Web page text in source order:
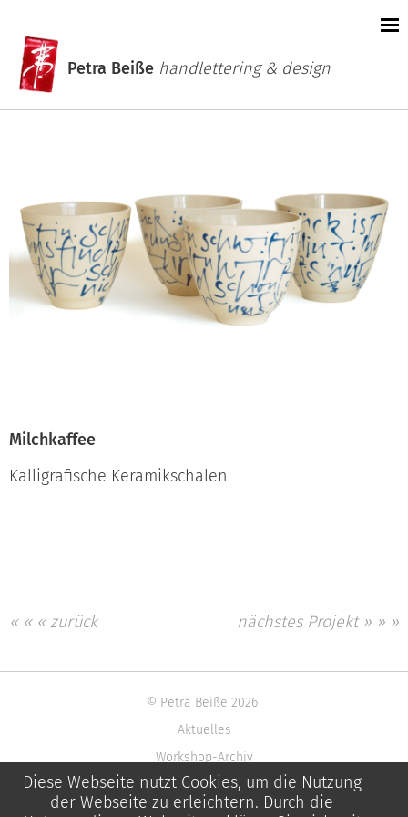
Petra Beiße handlettering & design
Milchkaffee
Kalligrafische Keramikschalen
« « « zurück nächstes Projekt » » »
© Petra Beiße 2026
Aktuelles
Workshop-Archiv
Impressum
Datenschutzerklärung
Diese Webseite nutzt Cookies, um die Nutzung
der Webseite zu erleichtern. Durch die